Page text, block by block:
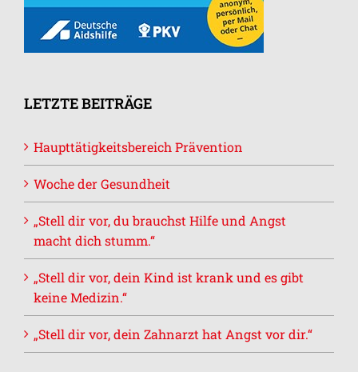
LETZTE BEITRÄGE
Haupttätigkeitsbereich Prävention
Woche der Gesundheit
„Stell dir vor, du brauchst Hilfe und Angst
macht dich stumm.“
„Stell dir vor, dein Kind ist krank und es gibt
keine Medizin.“
„Stell dir vor, dein Zahnarzt hat Angst vor dir.“